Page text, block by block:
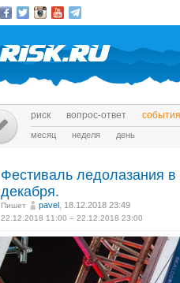
риск вопрос-ответ события
месяц неделя день
Фестиваль ледолазания в
декабря.
Пишет pavel , 18.12.2018 23:49
22.12.2018 11:00 – 22.12.2018 23:00